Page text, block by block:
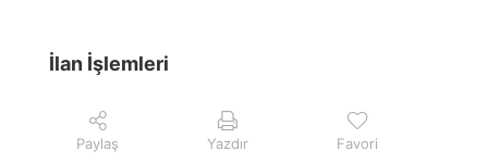
İlan İşlemleri
Paylaş Yazdır Favori